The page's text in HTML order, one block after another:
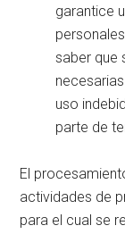
garantice
saber que
uso
parte de
El
actividades de
para el cual se